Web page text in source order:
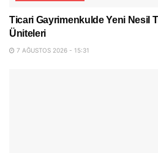
Ticari Gayrimenkulde Yeni Nesil
Üniteleri
7 AĞUSTOS 2026 - 15:31